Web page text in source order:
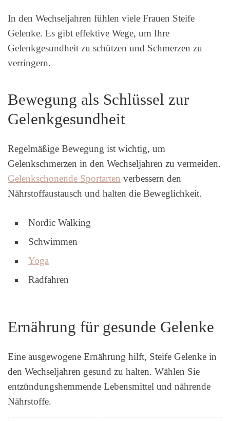
In den Wechseljahren fühlen viele Frauen Steife
Gelenke. Es gibt effektive Wege, um Ihre
Gelenkgesundheit zu schützen und Schmerzen zu
verringern.
Bewegung als Schlüssel zur
Gelenkgesundheit
Regelmäßige Bewegung ist wichtig, um
Gelenkschmerzen in den Wechseljahren zu vermeiden.
Gelenkschonende Sportarten verbessern den
Nährstoffaustausch und halten die Beweglichkeit.
Nordic Walking
Schwimmen
Yoga
Radfahren
Ernährung für gesunde Gelenke
Eine ausgewogene Ernährung hilft, Steife Gelenke in
den Wechseljahren gesund zu halten. Wählen Sie
entzündungshemmende Lebensmittel und nährende
Nährstoffe.